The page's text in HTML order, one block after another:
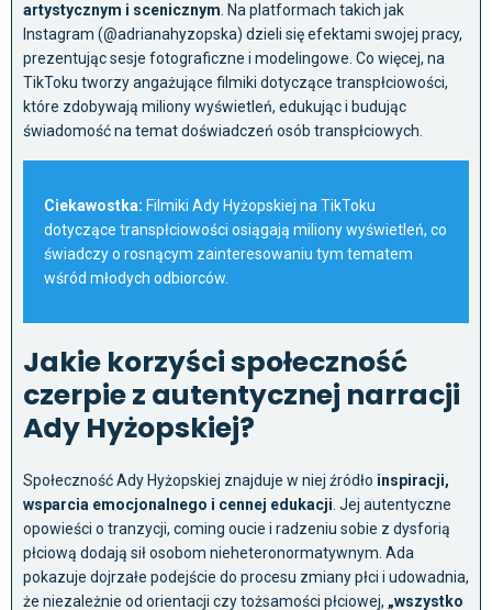
artystycznym i scenicznym . Na platformach takich jak
Instagram (@adrianahyzopska) dzieli się efektami swojej pracy,
prezentując sesje fotograficzne i modelingowe. Co więcej, na
TikToku tworzy angażujące filmiki dotyczące transpłciowości,
które zdobywają miliony wyświetleń, edukując i budując
świadomość na temat doświadczeń osób transpłciowych.
Ciekawostka: Filmiki Ady Hyżopskiej na TikToku
dotyczące transpłciowości osiągają miliony wyświetleń, co
świadczy o rosnącym zainteresowaniu tym tematem
wśród młodych odbiorców.
Jakie korzyści społeczność
czerpie z autentycznej narracji
Ady Hyżopskiej?
Społeczność Ady Hyżopskiej znajduje w niej źródło inspiracji,
wsparcia emocjonalnego i cennej edukacji . Jej autentyczne
opowieści o tranzycji, coming oucie i radzeniu sobie z dysforią
płciową dodają sił osobom nieheteronormatywnym. Ada
pokazuje dojrzałe podejście do procesu zmiany płci i udowadnia,
że niezależnie od orientacji czy tożsamości płciowej, „wszystko